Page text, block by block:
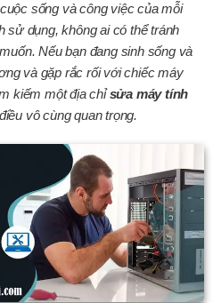
sống và công việc của mỗi
sử dụng, không ai có thể tránh
Nếu bạn đang sinh sống và
và gặp rắc rối với chiếc máy
kiếm một địa chỉsửa máy tính
vô cùng quan trọng.